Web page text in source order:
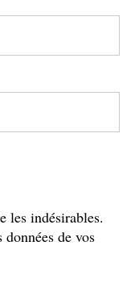
les indésirables.
de vos